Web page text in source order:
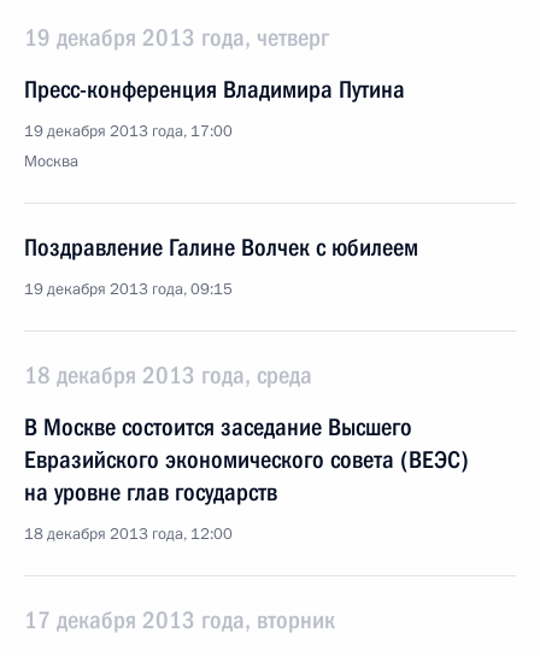
19 декабря 2013 года, четверг
Пресс-конференция Владимира Путина
19 декабря 2013 года, 17:00
Москва
Поздравление Галине Волчек с юбилеем
19 декабря 2013 года, 09:15
18 декабря 2013 года, среда
В Москве состоится заседание Высшего
Евразийского экономического совета (ВЕЭС)
на уровне глав государств
18 декабря 2013 года, 12:00
17 декабря 2013 года, вторник